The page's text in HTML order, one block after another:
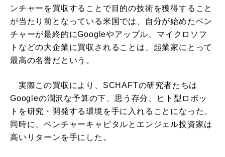
ンチャーを買収することで目的の技術を獲得すること
が当たり前となっている米国では、自分が始めたベン
チャーが最終的にGoogleやアップル、マイクロソフ
トなどの大企業に買収されることは、起業家にとって
最高の名誉だという。
実際この買収により、SCHAFTの研究者たちは
Googleの潤沢な予算の下、思う存分、ヒト型ロボッ
トを研究・開発する環境を手に入れることになった。
同時に、ベンチャーキャピタルとエンジェル投資家は
高いリターンを手にした。